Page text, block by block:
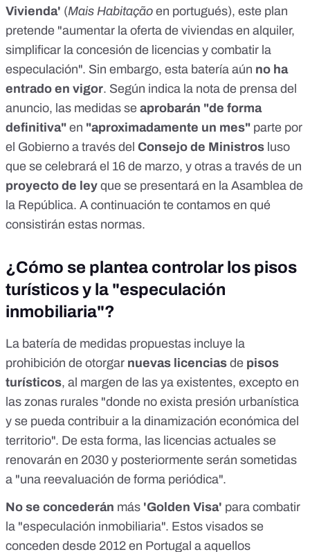
Vivienda' (Mais Habitação en portugués), este plan
pretende "aumentar la oferta de viviendas en alquiler,
simplificar la concesión de licencias y combatir la
especulación". Sin embargo, esta batería aún no ha
entrado en vigor. Según indica la nota de prensa del
anuncio, las medidas se aprobarán "de forma
definitiva" en "aproximadamente un mes" parte por
el Gobierno a través del Consejo de Ministros luso
que se celebrará el 16 de marzo, y otras a través de un
proyecto de ley que se presentará en la Asamblea de
la República. A continuación te contamos en qué
consistirán estas normas.
¿Cómo se plantea controlar los pisos
turísticos y la "especulación
inmobiliaria"?
La batería de medidas propuestas incluye la
prohibición de otorgar nuevas licencias de pisos
turísticos, al margen de las ya existentes, excepto en
las zonas rurales "donde no exista presión urbanística
y se pueda contribuir a la dinamización económica del
territorio". De esta forma, las licencias actuales se
renovarán en 2030 y posteriormente serán sometidas
a "una reevaluación de forma periódica".
No se concederán más 'Golden Visa' para combatir
la "especulación inmobiliaria". Estos visados se
conceden desde 2012 en Portugal a aquellos